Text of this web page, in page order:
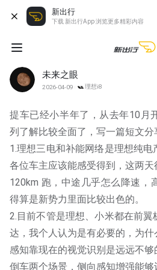
新出行
下载 新出行App 浏览更多精彩内容
未来之眼
2026-04-09 理想i8
提车已经小半年了，从去年10月
列了解比较全面了，写一篇短文分
1.理想三电和补能网络是理想纯
各位车主应该能感受得到，这两
120km 跑，中途几乎怎么降速，
得算是新势力里面比较出色的。
2.目前不管是理想、小米都在前
达，我个人认为是有必要的，为
感知靠现在的视觉识别是远远不
倒车两个场景，侧向感知增强能